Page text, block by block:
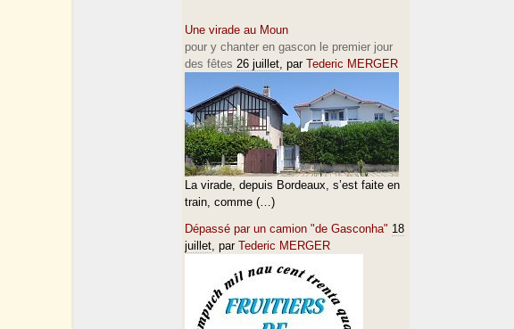
Une virade au Moun
pour y chanter en gascon le premier jour
des fêtes 26 juillet, par Tederic MERGER
La virade, depuis Bordeaux, s’est faite en
train, comme (…)
Dépassé par un camion "de Gasconha" 18
juillet, par Tederic MERGER